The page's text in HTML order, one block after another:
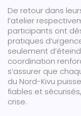
De retour dans
l’atelier
participants ont
pratiques
seulement
coordination
s’assurer que
du Nord-Kivu
fiables et
crise.